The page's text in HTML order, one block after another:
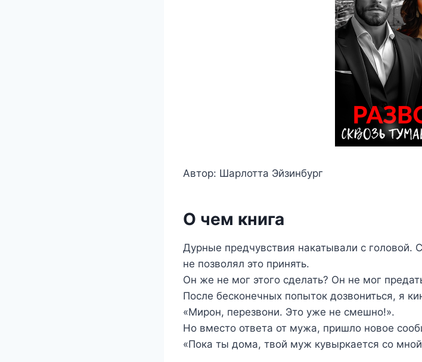
Автор: Шарлотта Эйзинбург
О чем книга
Дурные предчувствия накатывали с головой.
не позволял это принять.
Он же не мог этого сделать? Он не мог
После бесконечных попыток дозвониться, я
«Мирон, перезвони. Это уже не смешно!».
Но вместо ответа от мужа, пришло новое
«Пока ты дома, твой муж кувыркается со